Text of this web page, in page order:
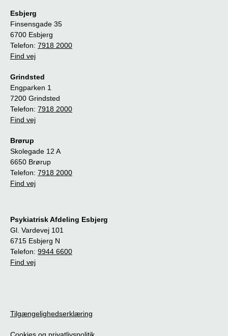
Esbjerg
Finsensgade 35
6700 Esbjerg
Telefon: 7918 2000
Find vej
Grindsted
Engparken 1
7200 Grindsted
Telefon: 7918 2000
Find vej
Brørup
Skolegade 12 A
6650 Brørup
Telefon: 7918 2000
Find vej
Psykiatrisk Afdeling Esbjerg
Gl. Vardevej 101
6715 Esbjerg N
Telefon: 9944 6600
Find vej
Tilgængelighedserklæring
Cookies og privatlivspolitik